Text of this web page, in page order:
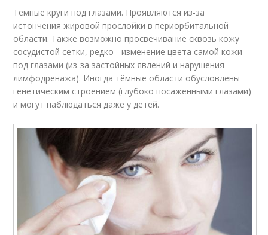
Тёмные круги под глазами. Проявляются из-за
истончения жировой прослойки в периорбитальной
области. Также возможно просвечивание сквозь кожу
сосудистой сетки, редко - изменение цвета самой кожи
под глазами (из-за застойных явлений и нарушения
лимфодренажа). Иногда тёмные области обусловлены
генетическим строением (глубоко посаженными глазами)
и могут наблюдаться даже у детей.